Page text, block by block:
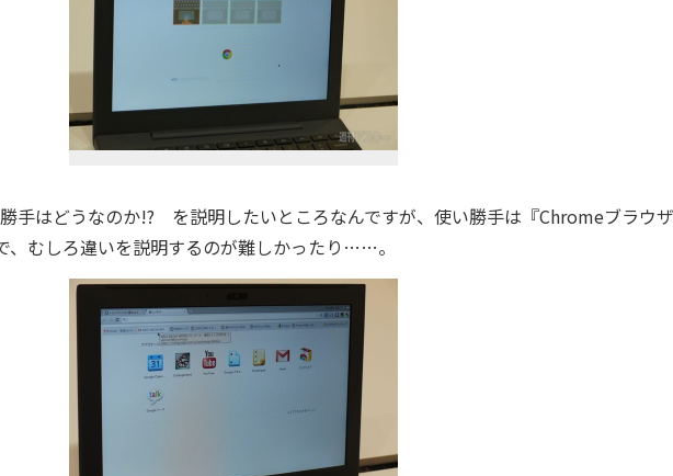
手はどうなのか!? を説明したいところなんですが、使い勝手は『Chromeブラウ
、むしろ違いを説明するのが難しかったり……。